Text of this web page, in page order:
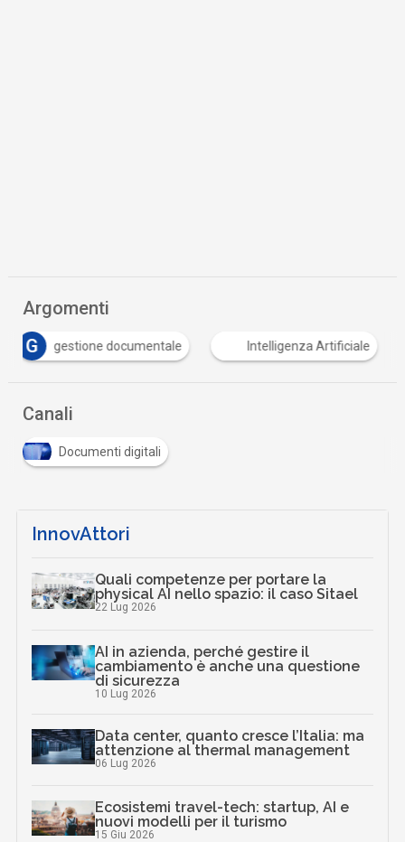
Argomenti
G
gestione documentale Intelligenza Artificiale
Canali
Documenti digitali
InnovAttori
Quali competenze per portare la
physical AI nello spazio: il caso Sitael
22 Lug 2026
AI in azienda, perché gestire il
cambiamento è anche una questione
di sicurezza
10 Lug 2026
Data center, quanto cresce l’Italia: ma
attenzione al thermal management
06 Lug 2026
Ecosistemi travel-tech: startup, AI e
nuovi modelli per il turismo
15 Giu 2026